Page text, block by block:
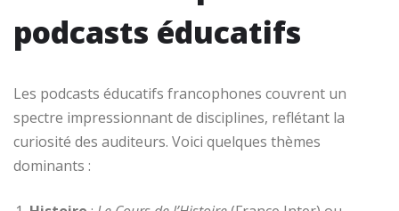
podcasts éducatifs
Les podcasts éducatifs francophones couvrent un
spectre impressionnant de disciplines, reflétant la
curiosité des auditeurs. Voici quelques thèmes
dominants :